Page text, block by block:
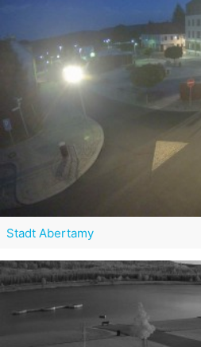
Stadt Abertamy